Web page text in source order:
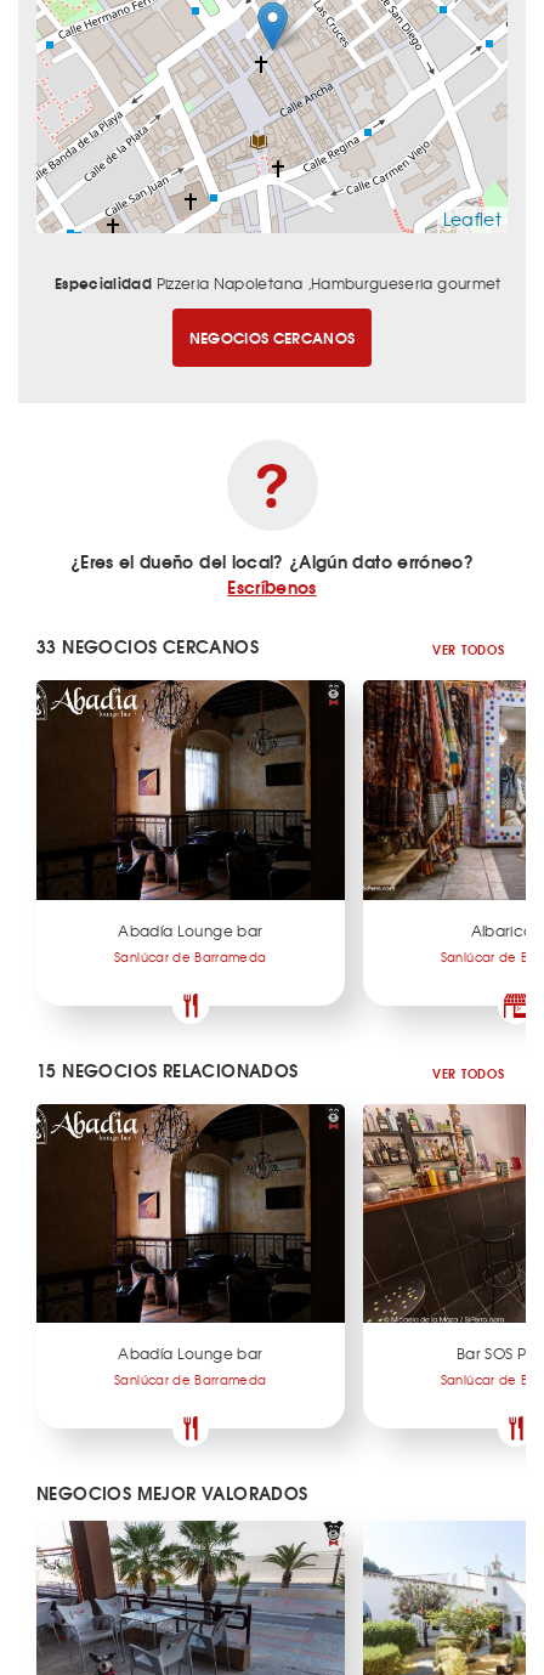
Leaflet
Especialidad Pizzeria Napoletana ,Hamburgueseria gourmet
NEGOCIOS CERCANOS
¿Eres el dueño del local? ¿Algún dato erróneo?
Escríbenos
33 NEGOCIOS CERCANOS VER TODOS
Abadía Lounge bar
Sanlúcar de Barrameda Sanlúcar de
15 NEGOCIOS RELACIONADOS VER TODOS
Abadía Lounge bar
Sanlúcar de Barrameda
Bar SOS
Sanlúcar de
NEGOCIOS MEJOR VALORADOS